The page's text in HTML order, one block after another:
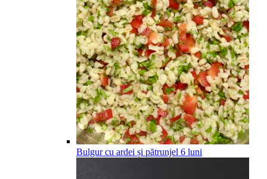
Bulgur cu ardei și pătrunjel 6 luni